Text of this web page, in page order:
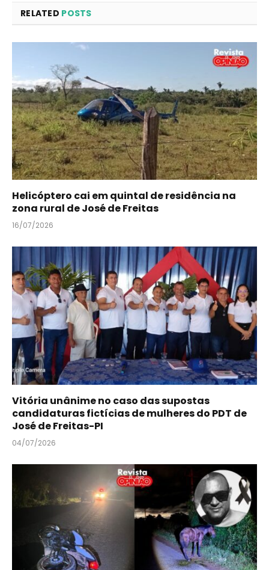
RELATED POSTS
Helicóptero cai em quintal de residência na
zona rural de José de Freitas
16/07/2026
Vitória unânime no caso das supostas
candidaturas fictícias de mulheres do PDT de
José de Freitas-PI
04/07/2026